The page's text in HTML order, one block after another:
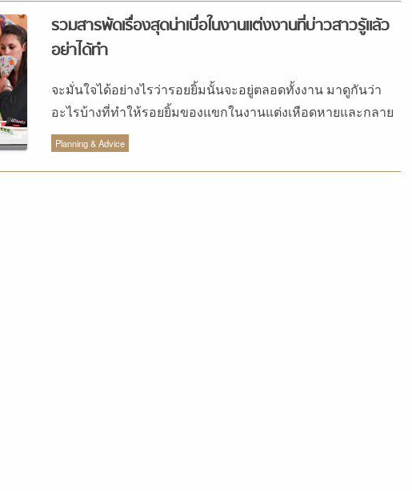
รวมสารพัดเรื่องสุดน่าเบื่อในงานแต่งงานที่บ่าวสาวรู้แล้ว
อย่าได้ทำ
จะมั่นใจได้อย่างไรว่ารอยยิ้มนั้นจะอยู่ตลอดทั้งงาน มาดูกันว่า
อะไรบ้างที่ทำให้รอยยิ้มของแขกในงานแต่งเหือดหายและกลาย
เป็นความรู้สึกว่างานแต่งน่าเบื่อสุดๆ!!
Planning & Advice